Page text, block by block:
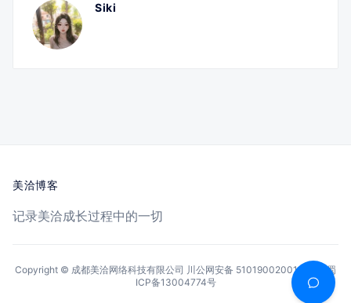
Siki
美洽博客
记录美洽成长过程中的一切
Copyright © 成都美洽网络科技有限公司 川公网安备 51019002001144号
蜀
ICP备13004774号